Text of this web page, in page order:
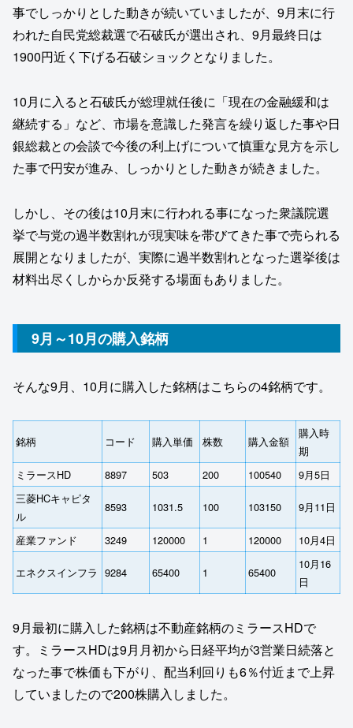
事でしっかりとした動きが続いていましたが、9月末に行
われた自民党総裁選で石破氏が選出され、9月最終日は
1900円近く下げる石破ショックとなりました。
10月に入ると石破氏が総理就任後に「現在の金融緩和は
継続する」など、市場を意識した発言を繰り返した事や日
銀総裁との会談で今後の利上げについて慎重な見方を示し
た事で円安が進み、しっかりとした動きが続きました。
しかし、その後は10月末に行われる事になった衆議院選
挙で与党の過半数割れが現実味を帯びてきた事で売られる
展開となりましたが、実際に過半数割れとなった選挙後は
材料出尽くしからか反発する場面もありました。
9月～10月の購入銘柄
そんな9月、10月に購入した銘柄はこちらの4銘柄です。
銘柄 コード 購入単価 株数 購入金額
購入時
期
ミラースHD
8897 503 200 100540
9月5日
三菱HCキャピタ
ル
8593 1031.5 100 103150 9月11日
産業ファンド 3249 120000 1 120000 10月4日
エネクスインフラ 9284 65400 1 65400
10月16
日
9月最初に購入した銘柄は不動産銘柄のミラースHDで
す。ミラースHDは9月月初から日経平均が3営業日続落と
なった事で株価も下がり、配当利回りも6％付近まで上昇
していましたので200株購入しました。